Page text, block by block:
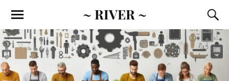
~ RIVER ~